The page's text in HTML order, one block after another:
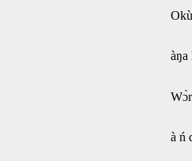
àŋa
à ń